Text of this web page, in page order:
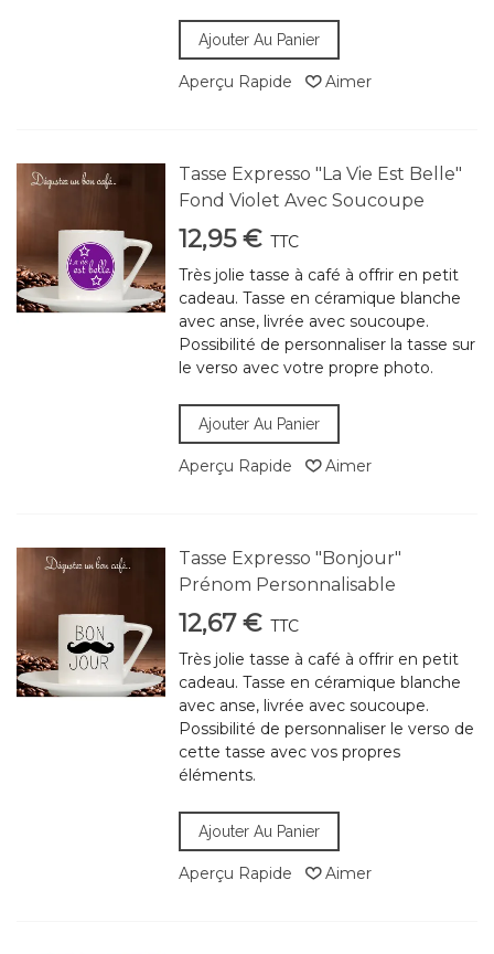
Ajouter Au Panier
Aperçu Rapide Aimer
Tasse Expresso "La Vie Est Belle"
Fond Violet Avec Soucoupe
12,95 € TTC
Très jolie tasse à café à offrir en petit
cadeau. Tasse en céramique blanche
avec anse, livrée avec soucoupe.
Possibilité de personnaliser la tasse sur
le verso avec votre propre photo.
Ajouter Au Panier
Aperçu Rapide Aimer
Tasse Expresso "Bonjour"
Prénom Personnalisable
12,67 € TTC
Très jolie tasse à café à offrir en petit
cadeau. Tasse en céramique blanche
avec anse, livrée avec soucoupe.
Possibilité de personnaliser le verso de
cette tasse avec vos propres
éléments.
Ajouter Au Panier
Aperçu Rapide Aimer